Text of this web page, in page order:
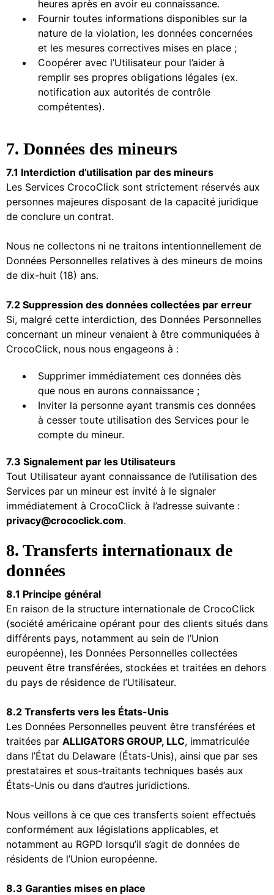
heures après en avoir eu connaissance.
Fournir toutes informations disponibles sur la
nature de la violation, les données concernées
et les mesures correctives mises en place ;
Coopérer avec l’Utilisateur pour l’aider à
remplir ses propres obligations légales (ex.
notification aux autorités de contrôle
compétentes).
7. Données des mineurs
7.1 Interdiction d’utilisation par des mineurs
Les Services CrocoClick sont strictement réservés aux
personnes majeures disposant de la capacité juridique
de conclure un contrat.
Nous ne collectons ni ne traitons intentionnellement de
Données Personnelles relatives à des mineurs de moins
de dix-huit (18) ans.
7.2 Suppression des données collectées par erreur
Si, malgré cette interdiction, des Données Personnelles
concernant un mineur venaient à être communiquées à
CrocoClick, nous nous engageons à :
Supprimer immédiatement ces données dès
que nous en aurons connaissance ;
Inviter la personne ayant transmis ces données
à cesser toute utilisation des Services pour le
compte du mineur.
7.3 Signalement par les Utilisateurs
Tout Utilisateur ayant connaissance de l’utilisation des
Services par un mineur est invité à le signaler
immédiatement à CrocoClick à l’adresse suivante :
privacy@crococlick.com.
8. Transferts internationaux de
données
8.1 Principe général
En raison de la structure internationale de CrocoClick
(société américaine opérant pour des clients situés dans
différents pays, notamment au sein de l’Union
européenne), les Données Personnelles collectées
peuvent être transférées, stockées et traitées en dehors
du pays de résidence de l’Utilisateur.
8.2 Transferts vers les États-Unis
Les Données Personnelles peuvent être transférées et
traitées par ALLIGATORS GROUP, LLC, immatriculée
dans l’État du Delaware (États-Unis), ainsi que par ses
prestataires et sous-traitants techniques basés aux
États-Unis ou dans d’autres juridictions.
Nous veillons à ce que ces transferts soient effectués
conformément aux législations applicables, et
notamment au RGPD lorsqu’il s’agit de données de
résidents de l’Union européenne.
8.3 Garanties mises en place